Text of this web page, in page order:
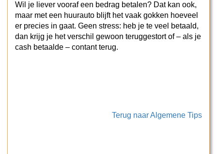
Wil je liever vooraf een bedrag betalen? Dat kan ook,
maar met een huurauto blijft het vaak gokken hoeveel
er precies in gaat. Geen stress: heb je te veel betaald,
dan krijg je het verschil gewoon teruggestort of – als je
cash betaalde – contant terug.
Terug naar Algemene Tips